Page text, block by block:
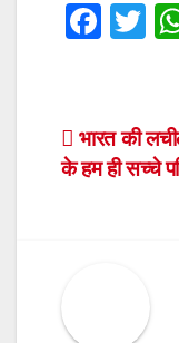
F
e
b
T
er
Post
भारत की
के हम ही सच्चे